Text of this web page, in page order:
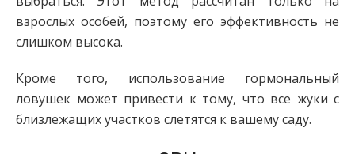
взрослых особей, поэтому его эффективность не
слишком высока.
Кроме того, использование гормональный
ловушек может привести к тому, что все жуки с
близлежащих участков слетятся к вашему саду.